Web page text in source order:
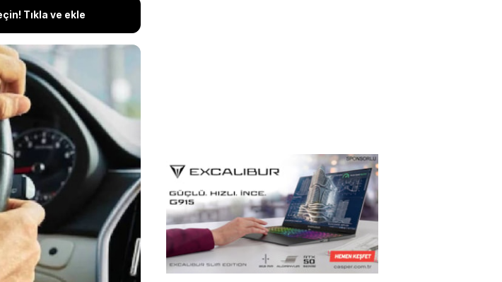
Tıkla ve ekle
önemli uyarı geldi.
ederken bazı
daha uzun sürüyor.
karar vermeden